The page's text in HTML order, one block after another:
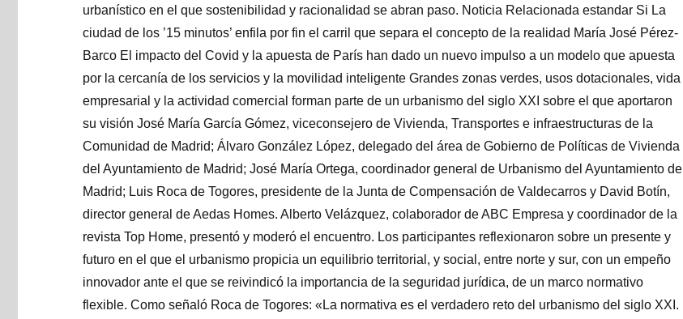
urbanístico en el que sostenibilidad y racionalidad se abran paso. Noticia Relacionada estandar Si La
ciudad de los ’15 minutos’ enfila por fin el carril que separa el concepto de la realidad María José Pérez-
Barco El impacto del Covid y la apuesta de París han dado un nuevo impulso a un modelo que apuesta
por la cercanía de los servicios y la movilidad inteligente Grandes zonas verdes, usos dotacionales, vida
empresarial y la actividad comercial forman parte de un urbanismo del siglo XXI sobre el que aportaron
su visión José María García Gómez, viceconsejero de Vivienda, Transportes e infraestructuras de la
Comunidad de Madrid; Álvaro González López, delegado del área de Gobierno de Políticas de Vivienda
del Ayuntamiento de Madrid; José María Ortega, coordinador general de Urbanismo del Ayuntamiento de
Madrid; Luis Roca de Togores, presidente de la Junta de Compensación de Valdecarros y David Botín,
director general de Aedas Homes. Alberto Velázquez, colaborador de ABC Empresa y coordinador de la
revista Top Home, presentó y moderó el encuentro. Los participantes reflexionaron sobre un presente y
futuro en el que el urbanismo propicia un equilibrio territorial, y social, entre norte y sur, con un empeño
innovador ante el que se reivindicó la importancia de la seguridad jurídica, de un marco normativo
flexible. Como señaló Roca de Togores: «La normativa es el verdadero reto del urbanismo del siglo XXI.